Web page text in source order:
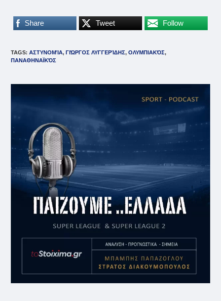
Share Tweet Follow
TAGS:ΑΣΤΥΝΟΜΊΑ, ΓΙΏΡΓΟΣ ΛΥΓΓΕΡΊΔΗΣ, ΟΛΥΜΠΙΑΚΌΣ,
ΠΑΝΑΘΗΝΑΪΚΌΣ